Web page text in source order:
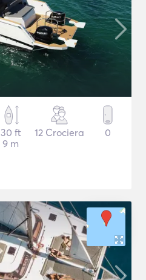
30 ft
9 m
12 Crociera 0